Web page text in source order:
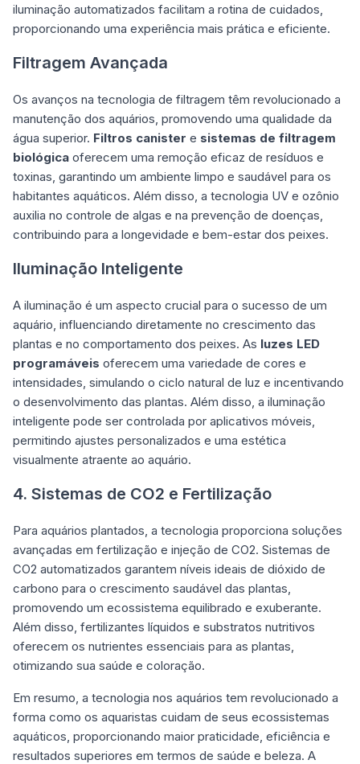
iluminação automatizados facilitam a rotina de cuidados,
proporcionando uma experiência mais prática e eficiente.
Filtragem Avançada
Os avanços na tecnologia de filtragem têm revolucionado a
manutenção dos aquários, promovendo uma qualidade da
água superior. Filtros canister e sistemas de filtragem
biológica oferecem uma remoção eficaz de resíduos e
toxinas, garantindo um ambiente limpo e saudável para os
habitantes aquáticos. Além disso, a tecnologia UV e ozônio
auxilia no controle de algas e na prevenção de doenças,
contribuindo para a longevidade e bem-estar dos peixes.
Iluminação Inteligente
A iluminação é um aspecto crucial para o sucesso de um
aquário, influenciando diretamente no crescimento das
plantas e no comportamento dos peixes. As luzes LED
programáveis oferecem uma variedade de cores e
intensidades, simulando o ciclo natural de luz e incentivando
o desenvolvimento das plantas. Além disso, a iluminação
inteligente pode ser controlada por aplicativos móveis,
permitindo ajustes personalizados e uma estética
visualmente atraente ao aquário.
4. Sistemas de CO2 e Fertilização
Para aquários plantados, a tecnologia proporciona soluções
avançadas em fertilização e injeção de CO2. Sistemas de
CO2 automatizados garantem níveis ideais de dióxido de
carbono para o crescimento saudável das plantas,
promovendo um ecossistema equilibrado e exuberante.
Além disso, fertilizantes líquidos e substratos nutritivos
oferecem os nutrientes essenciais para as plantas,
otimizando sua saúde e coloração.
Em resumo, a tecnologia nos aquários tem revolucionado a
forma como os aquaristas cuidam de seus ecossistemas
aquáticos, proporcionando maior praticidade, eficiência e
resultados superiores em termos de saúde e beleza. A